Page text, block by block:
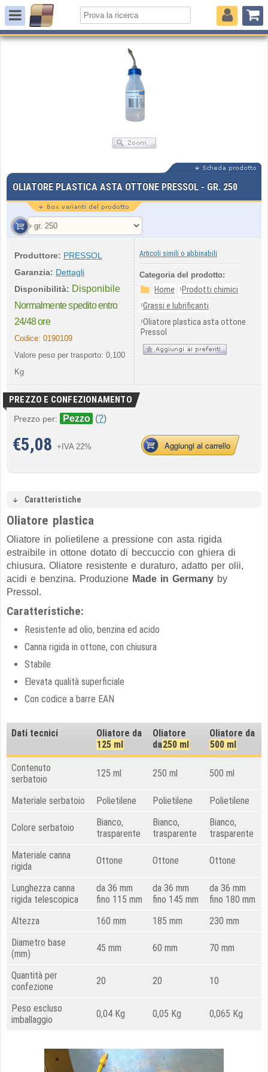
OLIATORE PLASTICA ASTA OTTONE PRESSOL - GR. 250
Produttore: PRESSOL
Garanzia: Dettagli
Disponibilità: Disponibile
Normalmente spedito entro
24/48 ore
Codice: 0190109
Valore peso per trasporto: 0,100
Kg
Articoli simili o abbinabili
Categoria del prodotto:
Home ›Prodotti chimici
›Grassi e lubrificanti
›Oliatore plastica asta ottone
Pressol
PREZZO E CONFEZIONAMENTO
Prezzo per: Pezzo (?)
€5,08 +IVA 22% Aggiungi al carrello
Caratteristiche
Oliatore plastica
Oliatore in polietilene a pressione con asta rigida
estraibile in ottone dotato di beccuccio con ghiera di
chiusura. Oliatore resistente e duraturo, adatto per olii,
acidi e benzina. Produzione Made in Germany by
Pressol.
Caratteristiche:
Resistente ad olio, benzina ed acido
Canna rigida in ottone, con chiusura
Stabile
Elevata qualità superficiale
Con codice a barre EAN
Dati tecnici
Oliatore da
125 ml
Oliatore
da250 ml
Oliatore da
500 ml
Contenuto
serbatoio
125 ml 250 ml 500 ml
Materiale serbatoio Polietilene Polietilene Polietilene
Colore serbatoio
Bianco,
trasparente
Bianco,
trasparente
Bianco,
trasparente
Materiale canna
rigida
Ottone Ottone Ottone
Lunghezza canna
rigida telescopica
da 36 mm
fino 115 mm
da 36 mm
fino 145 mm
da 36 mm
fino 180 mm
Altezza
160 mm 185 mm
230 mm
Diametro base
(mm)
45 mm 60 mm 70 mm
Quantità per
confezione
20 20 10
Peso escluso
imballaggio
0,04 Kg 0,05 Kg 0,065 Kg